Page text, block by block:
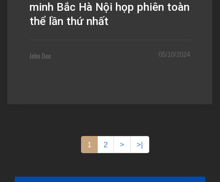
minh Bắc Hà Nội họp phiên toàn
thể lần thứ nhất
John Doe 05/10/2024
1 2 > >|